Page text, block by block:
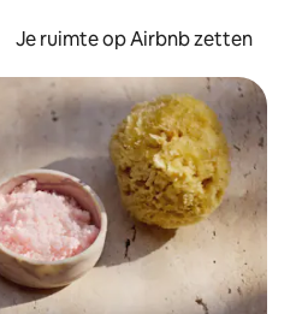
Je ruimte op Airbnb zetten